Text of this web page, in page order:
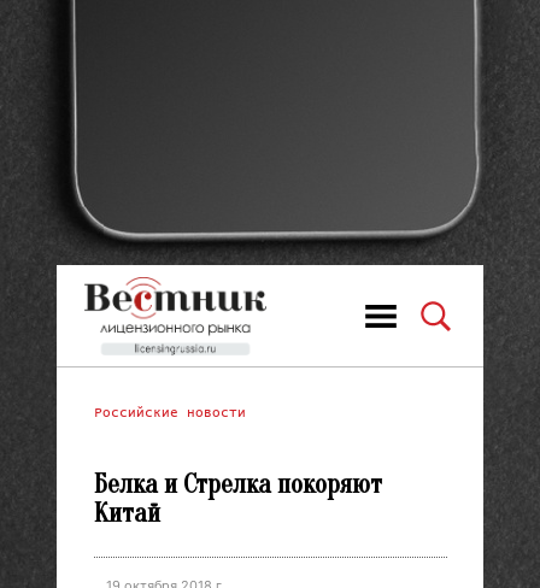
Российские новости
Белка и Стрелка покоряют
Китай